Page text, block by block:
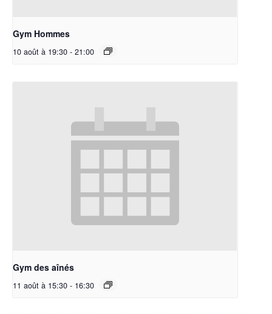
Gym Hommes
10 août à 19:30 - 21:00
Gym des aînés
11 août à 15:30 - 16:30